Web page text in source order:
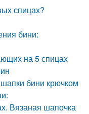
спицах?
бини:
на 5 спицах
бини крючком
Вязаная шапочка